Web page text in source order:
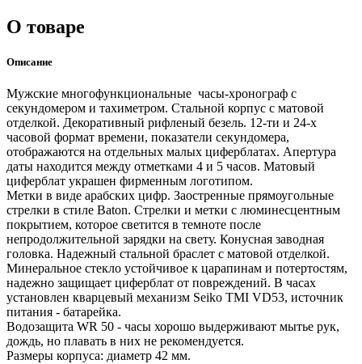
О товаре
Описание
Мужские многофункциональные часы-хронограф с
секундомером и тахиметром. Стальной корпус с матовой
отделкой. Декоративный рифленый безель. 12-ти и 24-х
часовой формат времени, показатели секундомера,
отображаются на отдельных малых циферблатах. Апертура
даты находится между отметками 4 и 5 часов. Матовый
циферблат украшен фирменным логотипом.
Метки в виде арабских цифр. Заостренные прямоугольные
стрелки в стиле Baton. Стрелки и метки с люминесцентным
покрытием, которое светится в темноте после
непродолжительной зарядки на свету. Конусная заводная
головка. Надежный стальной браслет с матовой отделкой.
Минеральное стекло устойчивое к царапинам и потертостям,
надежно защищает циферблат от повреждений. В часах
установлен кварцевый механизм Seiko TMI VD53, источник
питания - батарейка.
Водозащита WR 50 - часы хорошо выдерживают мытье рук,
дождь, но плавать в них не рекомендуется.
Размеры корпуса: диаметр 42 мм.